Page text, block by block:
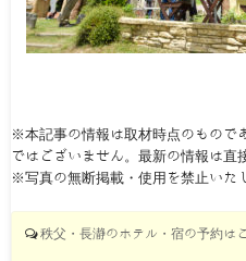
※本記事の情報は取材時点のもので
ではございません。最新の情報は直
※写真の無断掲載・使用を禁止いた
秩父・長瀞のホテル・宿の予約は